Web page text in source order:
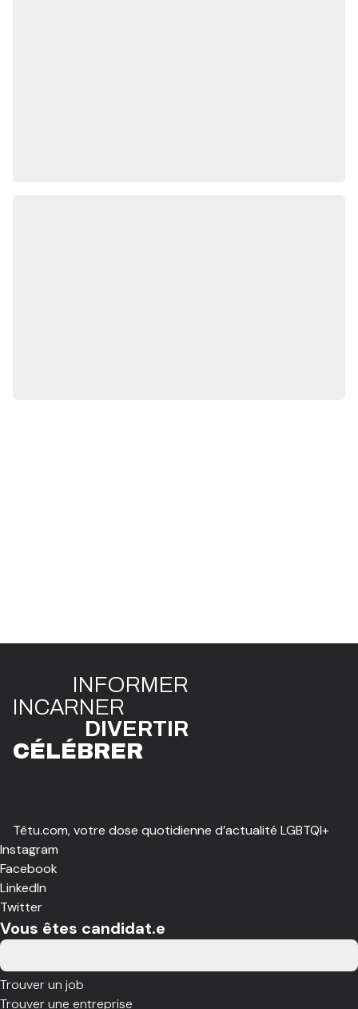
INFORMER
INCARNER
DIVERTIR
CÉLÉBRER
Têtu.com, votre dose quotidienne d’actualité LGBTQI+
Instagram
Facebook
LinkedIn
Twitter
Vous êtes candidat.e
Trouver un job
Trouver une entreprise